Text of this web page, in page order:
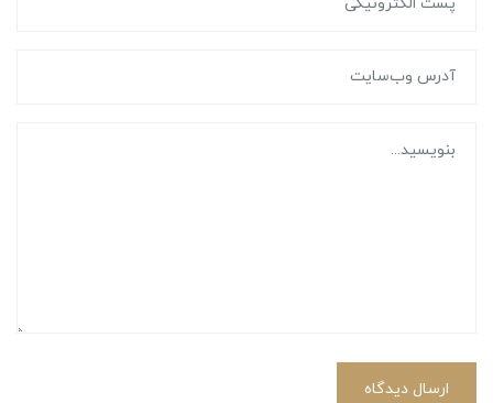
ارسال دیدگاه